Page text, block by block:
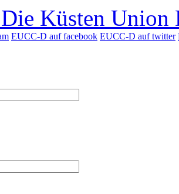
Küsten Union
EUCC-D auf facebook EUCC-D auf twitter